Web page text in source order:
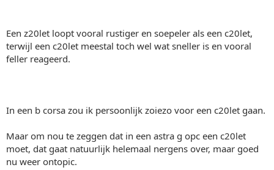
Een z20let loopt vooral rustiger en soepeler als een c20let,
terwijl een c20let meestal toch wel wat sneller is en vooral
feller reageerd.
In een b corsa zou ik persoonlijk zoiezo voor een c20let gaan.
Maar om nou te zeggen dat in een astra g opc een c20let
moet, dat gaat natuurlijk helemaal nergens over, maar goed
nu weer ontopic.